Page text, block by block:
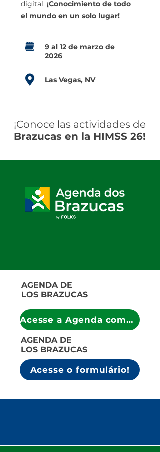
digital. ¡Conocimiento de todo
el mundo en un solo lugar!
9 al 12 de marzo de
2026
Las Vegas, NV
¡Conoce las actividades de
Brazucas en la HIMSS 26!
AGENDA DE
LOS BRAZUCAS
Acesse a Agenda completa!
AGENDA DE
LOS BRAZUCAS
Acesse o formulário!